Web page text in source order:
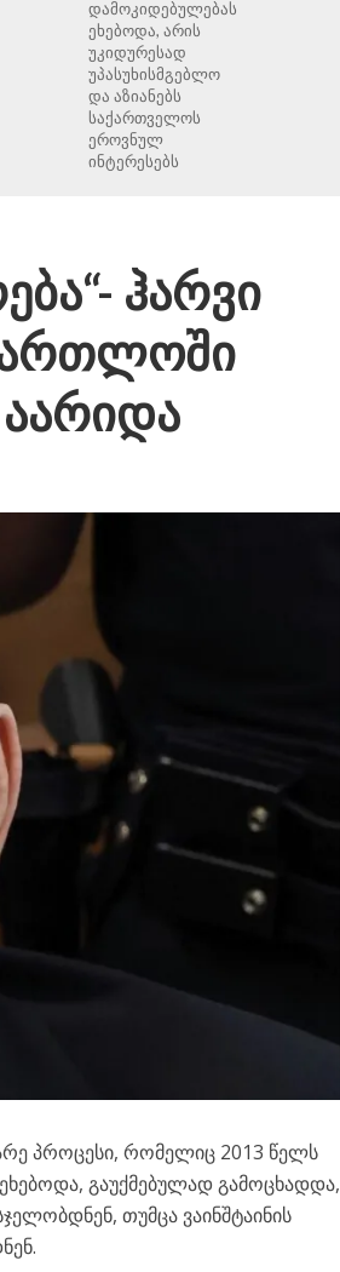
დამოკიდებულებას
ეხებოდა, არის
უკიდურესად
უპასუხისმგებლო
და აზიანებს
საქართველოს
ეროვნულ
ინტერესებს
ჰარვი
აარიდა
პროცესი, რომელიც 2013 წელს
ეხებოდა, გაუქმებულად გამოცხადდა,
თუმცა ვაინშტაინის